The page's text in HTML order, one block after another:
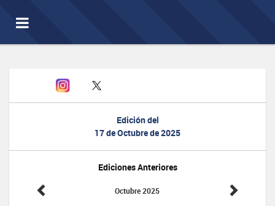
Toggle
navigation
Edición del
17 de Octubre de 2025
Ediciones Anteriores
Octubre 2025